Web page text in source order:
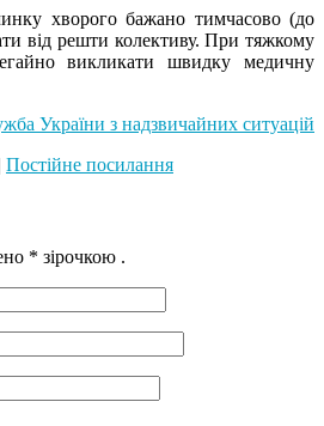
хворого бажано тимчасово (до
від решти колективу. При тяжкому
викликати швидку медичну
України з надзвичайних ситуацій
Постійне посилання
* зірочкою .